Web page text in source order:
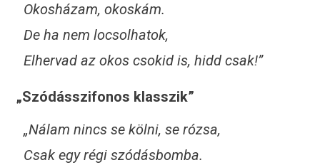
Okosházam, okoskám.
De ha nem locsolhatok,
Elhervad az okos csokid is, hidd csak!”
„Szódásszifonos klasszik”
„Nálam nincs se kölni, se rózsa,
Csak egy régi szódásbomba.